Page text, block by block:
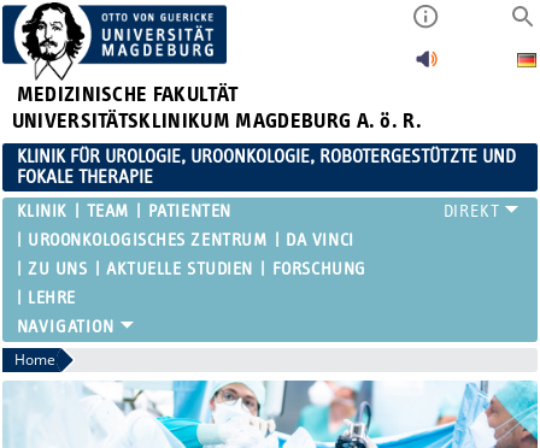
MEDIZINISCHE FAKULTÄT
UNIVERSITÄTSKLINIKUM MAGDEBURG A. ö. R.
KLINIK FÜR UROLOGIE, UROONKOLOGIE, ROBOTERGESTÜTZTE UND
FOKALE THERAPIE
KLINIK TEAM
PATIENTEN
UROONKOLOGISCHES ZENTRUM
DA VINCI
ZU UNS
AKTUELLE STUDIEN
FORSCHUNG
LEHRE
Home